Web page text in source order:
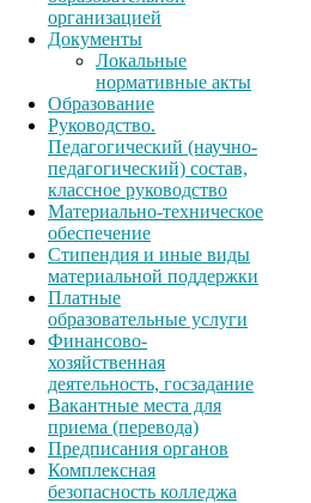
организацией
Документы
Локальные
нормативные акты
Образование
Руководство.
Педагогический (научно-
педагогический) состав,
классное руководство
Материально-техническое
обеспечение
Стипендия и иные виды
материальной поддержки
Платные
образовательные услуги
Финансово-
хозяйственная
деятельность, госзадание
Вакантные места для
приема (перевода)
Предписания органов
Комплексная
безопасность колледжа